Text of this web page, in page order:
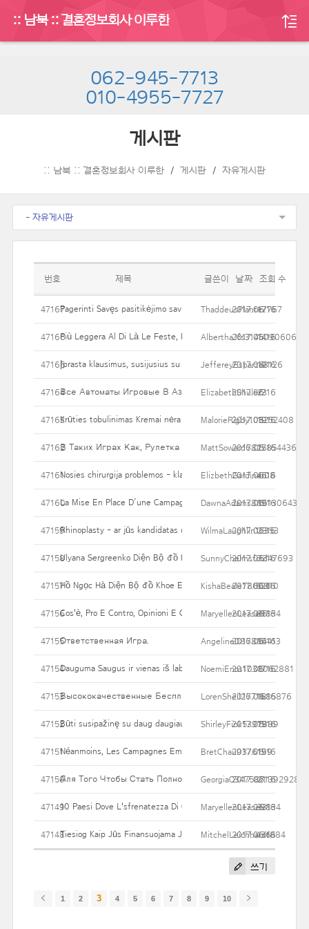
:: 남북 :: 결혼정보회사 이루한
062-945-7713
010-4955-7727
게시판
:: 남북 :: 결혼정보회사 이루한 게시판 자유게시판
- 자유게시판
번호 제목 글쓴이 날짜 조회 수
47167Pagerinti Savęs pasitikėjimo savimi iš nosies chirurgija
ThaddeusPlante7767
2017.06.16
17
47166Più Leggera Al Di Là Le Feste, Privo Di Essere Schiava Della
AlberthaJfs3145090606
2017.06.16
14
47165Įprasta klausimus, susijusius su Nose SurgeryJeffereyEsparza8126
2017.06.16
19
47164Все Автоматы Игровые В Азартплей Отлично
ElizabethShuler2
2017.06.16
23
47163Krūties tobulinimas Kremai nėra idealus būdasMalorieRigby103252408
2017.06.16
19
47162В Таких Играх Как, Рулетка С Возвратом При ZERO,
MattSoward6827854436
2017.06.16
15
47161Nosies chirurgija problemos - klausimus, susijusius su
ElizbethGardiner08
2017.06.16
46
47160La Mise En Place D’une Campagne D’e-mailing Est En Règle
DawnaAdams8861306435
2017.06.16
19
47159Rhinoplasty - ar jūs kandidatas už tai?WilmaLaughlin17353
2017.06.16
23
47158Ulyana Sergreenko Diện Bộ đồ Khoe Chân đẹpSunnyChelmsford47693
2017.06.16
72
47157Hồ Ngọc Hà Diện Bộ đồ Khoe Eo ThonKishaBeale7860810
2017.06.16
526
47156Cos'è, Pro E Contro, Opinioni E Controindicazioni
MaryellenLease9834
2017.06.16
85
47155Ответственная Игра. Angeline086884413
2017.06.16
16
47154Dauguma Saugus ir vienas iš labiausiai patikimų Gamtos krūties
NoemiEnos1038062881
2017.06.16
17
47153Высококачественные Бесплатные Азартные Игры.
LorenSheil2671685876
2017.06.16
18
47152Būti susipažinę su daug daugiau, susijusių Nose Surgery
ShirleyFink5397889
2017.06.16
19
47151Néanmoins, Les Campagnes Emailing Pouvant Répondre à
BretChau9376199
2017.06.16
15
47150Для Того Чтобы Стать Полноценным Пользователем
GeorgiaO3475871392928
2017.06.16
21
4714910 Paesi Dove L'sfrenatezza Di Onere è OKMaryellenLease9834
2017.06.16
33
47148Tiesiog Kaip Jūs Finansuojama Jūsų Vyras Krūtų sumažinimas
MitchelLeichhardt884
2017.06.16
436
쓰기
1 2 3 4 5 6 7 8 9 10